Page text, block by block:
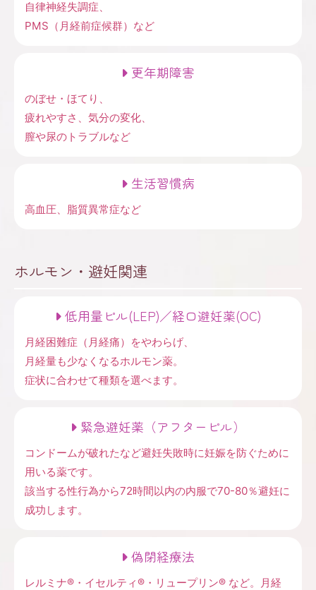
自律神経失調症、
PMS（月経前症候群）など
更年期障害
のぼせ・ほてり、
疲れやすさ、気分の変化、
膣や尿のトラブルなど
生活習慣病
高血圧、脂質異常症など
ホルモン・避妊関連
低用量ピル(LEP)／経口避妊薬(OC)
月経困難症（月経痛）をやわらげ、
月経量も少なくなるホルモン薬。
症状に合わせて種類を選べます。
緊急避妊薬（アフターピル）
コンドームが破れたなど避妊失敗時に妊娠を防ぐために
用いる薬です。
該当する性行為から72時間以内の内服で70-80％避妊に
成功します。
偽閉経療法
レルミナ®・イセルティ®・リュープリン® など。月経